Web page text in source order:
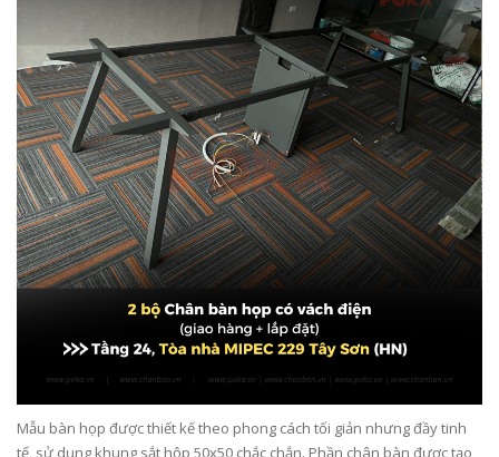
Mẫu bàn họp được thiết kế theo phong cách tối giản nhưng đầy tinh
tế, sử dụng khung sắt hộp 50x50 chắc chắn. Phần chân bàn được tạo